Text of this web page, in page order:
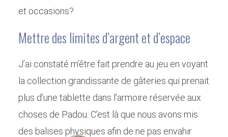
et occasions?
Mettre des limites d’argent et d’espace
J’ai constaté m’être fait prendre au jeu en voyant
la collection grandissante de gâteries qui prenait
plus d’une tablette dans l’armoire réservée aux
choses de Padou. C’est là que nous avons mis
des balises physiques afin de ne pas envahir